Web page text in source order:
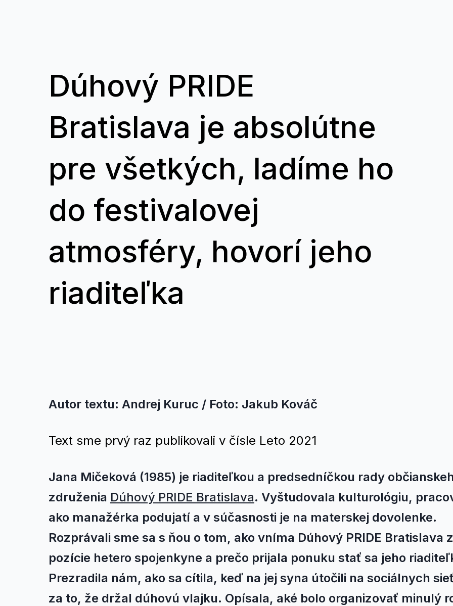
Dúhový PRIDE
Bratislava je absolútne
pre všetkých, ladíme ho
do festivalovej
atmosféry, hovorí jeho
riaditeľka
Autor textu: Andrej Kuruc / Foto: Jakub Kováč
Text sme prvý raz publikovali v čísle Leto 2021
Jana Mičeková (1985) je riaditeľkou a predsedníčkou rady
združenia Dúhový PRIDE Bratislava. Vyštudovala kulturológiu,
ako manažérka podujatí a v súčasnosti je na materskej dovolenke.
Rozprávali sme sa s ňou o tom, ako vníma Dúhový PRIDE Bratislava z
pozície hetero spojenkyne a prečo prijala ponuku stať sa jeho
Prezradila nám, ako sa cítila, keď na jej syna útočili na sociálnych
za to, že držal dúhovú vlajku. Opísala, aké bolo organizovať minulý